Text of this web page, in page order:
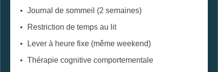
Journal de sommeil (2 semaines)
Restriction de temps au lit
Lever à heure fixe (même weekend)
Thérapie cognitive comportementale